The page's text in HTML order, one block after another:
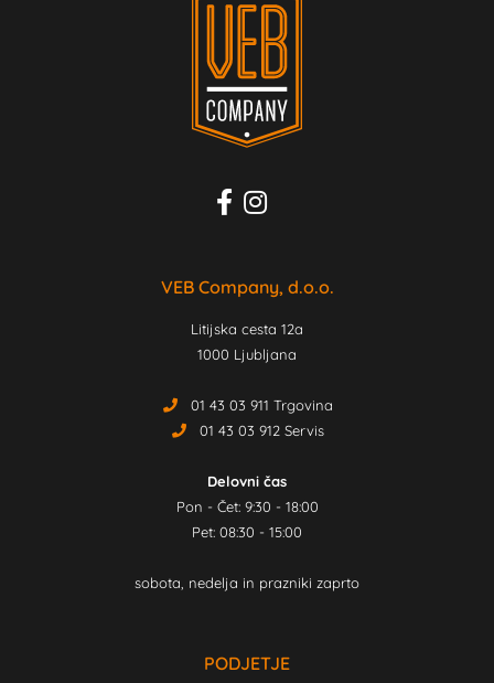
VEB Company, d.o.o.
Litijska cesta 12a
1000 Ljubljana
01 43 03 911 Trgovina
01 43 03 912 Servis
Delovni čas
Pon - Čet: 9:30 - 18:00
Pet: 08:30 - 15:00
sobota, nedelja in prazniki zaprto
PODJETJE